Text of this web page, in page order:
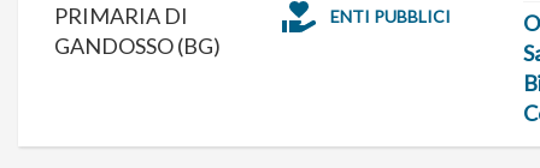
PRIMARIA DI
GANDOSSO (BG)
ENTI PUBBLICI